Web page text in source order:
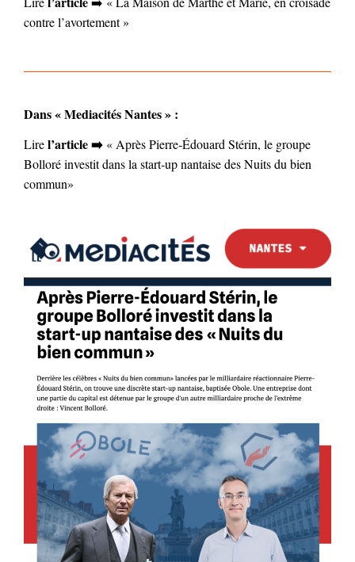
contre l’avortement »
Dans « Mediacités Nantes » :
Lirel’article ➡️ « Après Pierre‐Édouard Stérin, le groupe
Bolloré investit dans la start‐up nantaise des Nuits du bien
commun»